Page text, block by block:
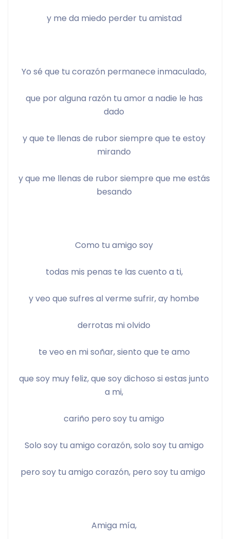
y me da miedo perder tu amistad
Yo sé que tu corazón permanece inmaculado,
que por alguna razón tu amor a nadie le has
dado
y que te llenas de rubor siempre que te estoy
mirando
y que me llenas de rubor siempre que me estás
besando
Como tu amigo soy
todas mis penas te las cuento a ti,
y veo que sufres al verme sufrir, ay hombe
derrotas mi olvido
te veo en mi soñar, siento que te amo
que soy muy feliz, que soy dichoso si estas junto
a mi,
cariño pero soy tu amigo
Solo soy tu amigo corazón, solo soy tu amigo
pero soy tu amigo corazón, pero soy tu amigo
Amiga mía,